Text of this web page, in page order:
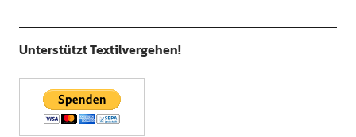
Unterstützt Textilvergehen!